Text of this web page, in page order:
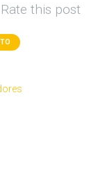
Rate this post